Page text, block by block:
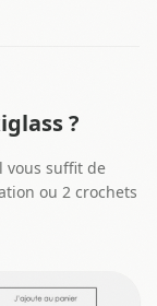
?
vous suffit de
ou 2 crochets